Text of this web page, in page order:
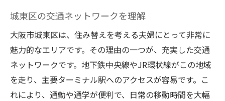
城東区の交通ネットワークを理解
大阪市城東区は、住み替えを考える夫婦にとって非常に
魅力的なエリアです。その理由の一つが、充実した交通
ネットワークです。地下鉄中央線やJR環状線がこの地域
を走り、主要ターミナル駅へのアクセスが容易です。こ
れにより、通勤や通学が便利で、日常の移動時間を大幅